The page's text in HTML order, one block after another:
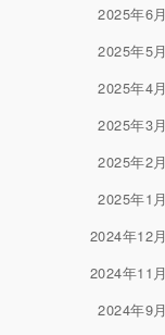
2025年6月
2025年5月
2025年4月
2025年3月
2025年2月
2025年1月
2024年12月
2024年11月
2024年9月